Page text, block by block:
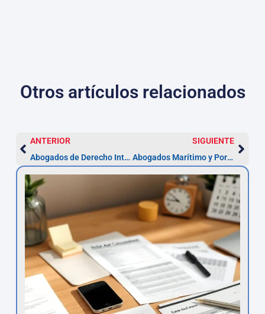
Otros artículos relacionados
ANTERIOR
Abogados de Derecho Internacional en Marbella: pasos, costes y riesgos
SIGUIENTE
Abogados Marítimo y Portuario en Marbella: reclamaciones y plazos